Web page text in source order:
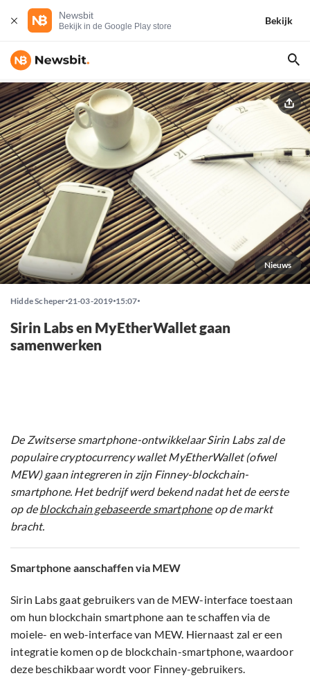
Newsbit
Bekijk in de Google Play store
Bekijk
Nieuws
Hidde Scheper 21-03-2019 15:07
Sirin Labs en MyEtherWallet gaan
samenwerken
De Zwitserse smartphone-ontwikkelaar Sirin Labs zal de
populaire cryptocurrency wallet MyEtherWallet (ofwel
MEW) gaan integreren in zijn Finney-blockchain-
smartphone. Het bedrijf werd bekend nadat het de eerste
op deblockchain gebaseerde smartphoneop de markt
bracht.
Smartphone aanschaffen via MEW
Sirin Labs gaat gebruikers van de MEW-interface toestaan
om hun blockchain smartphone aan te schaffen via de
moiele- en web-interface van MEW. Hiernaast zal er een
integratie komen op de blockchain-smartphone, waardoor
deze beschikbaar wordt voor Finney-gebruikers.